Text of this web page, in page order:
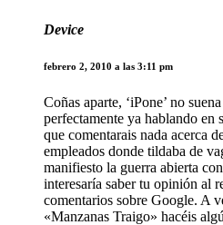
Device
febrero 2, 2010 a las 3:11 pm
Coñas aparte, ‘iPone’ no
perfectamente ya hablando en
que comentarais nada acerca
empleados donde tildaba de
manifiesto la guerra abierta
interesaría saber tu opinión al
comentarios sobre Google. A
«Manzanas Traigo» hacéis